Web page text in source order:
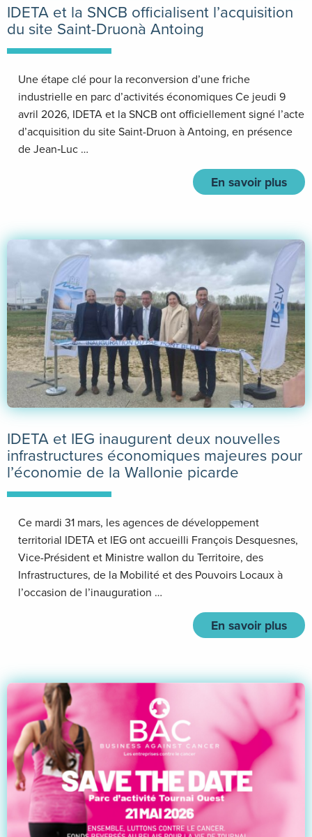
IDETA et la SNCB officialisent l’acquisition
du site Saint-Druonà Antoing
Une étape clé pour la reconversion d’une friche
industrielle en parc d’activités économiques Ce jeudi 9
avril 2026, IDETA et la SNCB ont officiellement signé l’acte
d’acquisition du site Saint-Druon à Antoing, en présence
de Jean‑Luc …
En savoir plus
IDETA et IEG inaugurent deux nouvelles
infrastructures économiques majeures pour
l’économie de la Wallonie picarde
Ce mardi 31 mars, les agences de développement
territorial IDETA et IEG ont accueilli François Desquesnes,
Vice-Président et Ministre wallon du Territoire, des
Infrastructures, de la Mobilité et des Pouvoirs Locaux à
l’occasion de l’inauguration …
En savoir plus